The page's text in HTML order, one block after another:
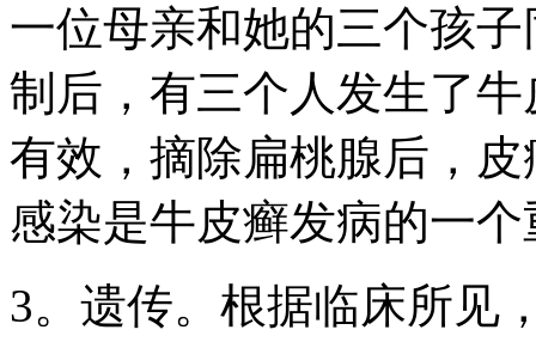
一位母亲和她的三个孩
制后，有三个人发生了
有效，摘除扁桃腺后，
感染是牛皮癣发病的一
3。遗传。根据临床所见